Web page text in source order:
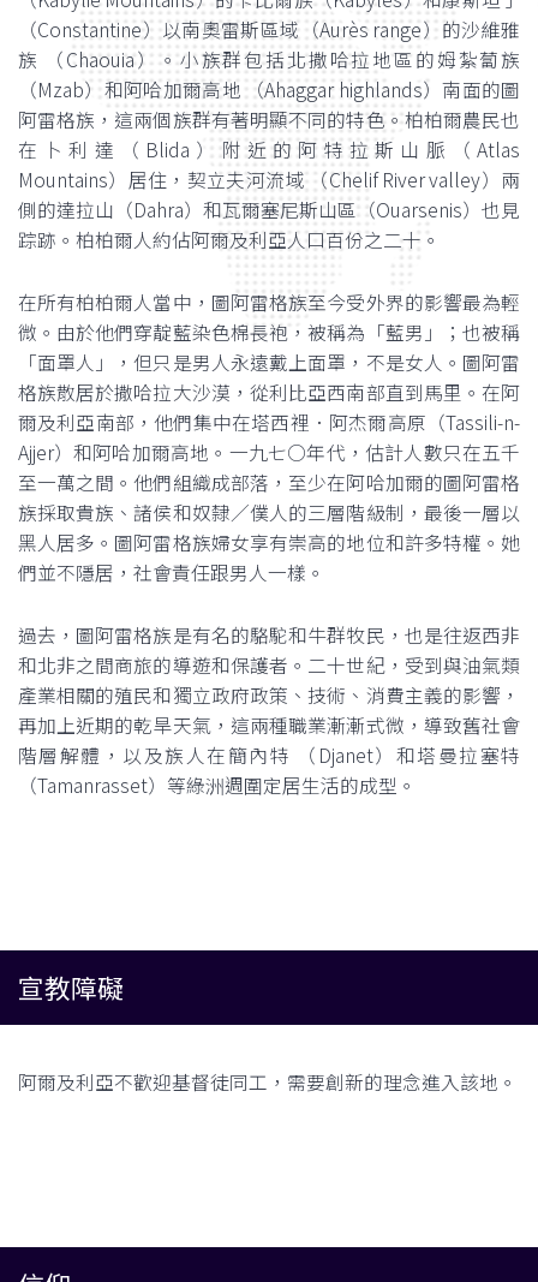
（Constantine）以南奧雷斯區域（Aurès range）的沙維雅
族 （Chaouia）。小族群包括北撒哈拉地區的姆紮蔔族
（Mzab）和阿哈加爾高地 （Ahaggar highlands）南面的圖
阿雷格族，這兩個族群有著明顯不同的特色。柏柏爾農民也
在卜利達（Blida）附近的阿特拉斯山脈（Atlas
Mountains）居住，契立夫河流域 （Chelif River valley）兩
側的達拉山（Dahra）和瓦爾塞尼斯山區（Ouarsenis）也見
踪跡。柏柏爾人約佔阿爾及利亞人口百份之二十。
在所有柏柏爾人當中，圖阿雷格族至今受外界的影響最為輕
微。由於他們穿靛藍染色棉長袍，被稱為「藍男」；也被稱
「面罩人」，但只是男人永遠戴上面罩，不是女人。圖阿雷
格族散居於撒哈拉大沙漠，從利比亞西南部直到馬里。在阿
爾及利亞南部，他們集中在塔西裡．阿杰爾高原（Tassili-n-
Ajjer）和阿哈加爾高地。一九七○年代，估計人數只在五千
至一萬之間。他們組織成部落，至少在阿哈加爾的圖阿雷格
族採取貴族、諸侯和奴隸／僕人的三層階級制，最後一層以
黑人居多。圖阿雷格族婦女享有崇高的地位和許多特權。她
們並不隱居，社會責任跟男人一樣。
過去，圖阿雷格族是有名的駱駝和牛群牧民，也是往返西非
和北非之間商旅的導遊和保護者。二十世紀，受到與油氣類
產業相關的殖民和獨立政府政策、技術、消費主義的影響，
再加上近期的乾旱天氣，這兩種職業漸漸式微，導致舊社會
階層解體，以及族人在簡內特 （Djanet）和塔曼拉塞特
（Tamanrasset）等綠洲週圍定居生活的成型。
宣教障礙
阿爾及利亞不歡迎基督徒同工，需要創新的理念進入該地。